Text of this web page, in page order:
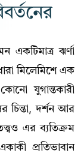
ঝর্ণা
মিলেমিশে এক
যুগান্তকারী
চিন্তা, দর্শন আর
এর ব্যতিক্রম
প্রতিভাবান